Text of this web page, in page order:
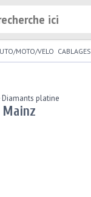
MOTO/VELO CABLAGES
Diamants platine